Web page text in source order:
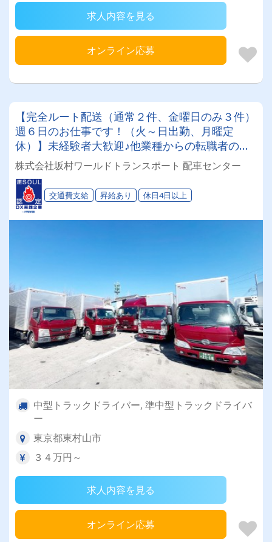
求人内容を見る
オンライン応募
【完全ルート配送（通常２件、金曜日のみ３件）
週６日のお仕事です！（火～日出勤、月曜定
休）】未経験者大歓迎♪他業種からの転職者の方
も多数★中高年の方も活躍中！２ｔ車で雑貨を配
送するお仕事です！【お休みもご相談下さい！】
こちらは募集枠１名です！詳細はお仕事内容へ♪
株式会社坂村ワールドトランスポート 配車センター
交通費支給 昇給あり 休日4日以上
中型トラックドライバー, 準中型トラックドライバ
ー
東京都東村山市
３４万円～
求人内容を見る
オンライン応募